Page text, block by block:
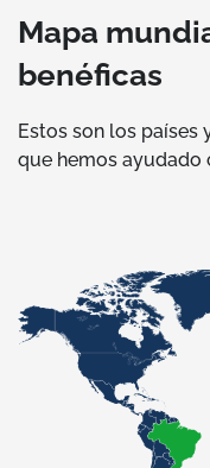
Mapa
benéficas
Estos son los países
que hemos ayudado